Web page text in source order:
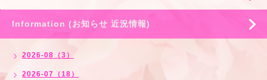
Information (お知らせ 近況情報)
2026-08（3）
2026-07（18）